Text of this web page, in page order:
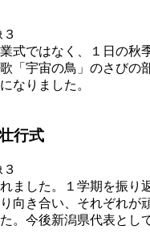
式ではなく、１日の
「宇宙の鳥」のさびの
なりました。
行式
ました。１学期を振
向き合い、それぞれが
。今後新潟県代表と